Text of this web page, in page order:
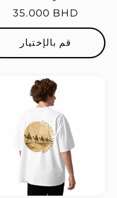
السعر
العادي
35.000 BHD
قم بالإختيار